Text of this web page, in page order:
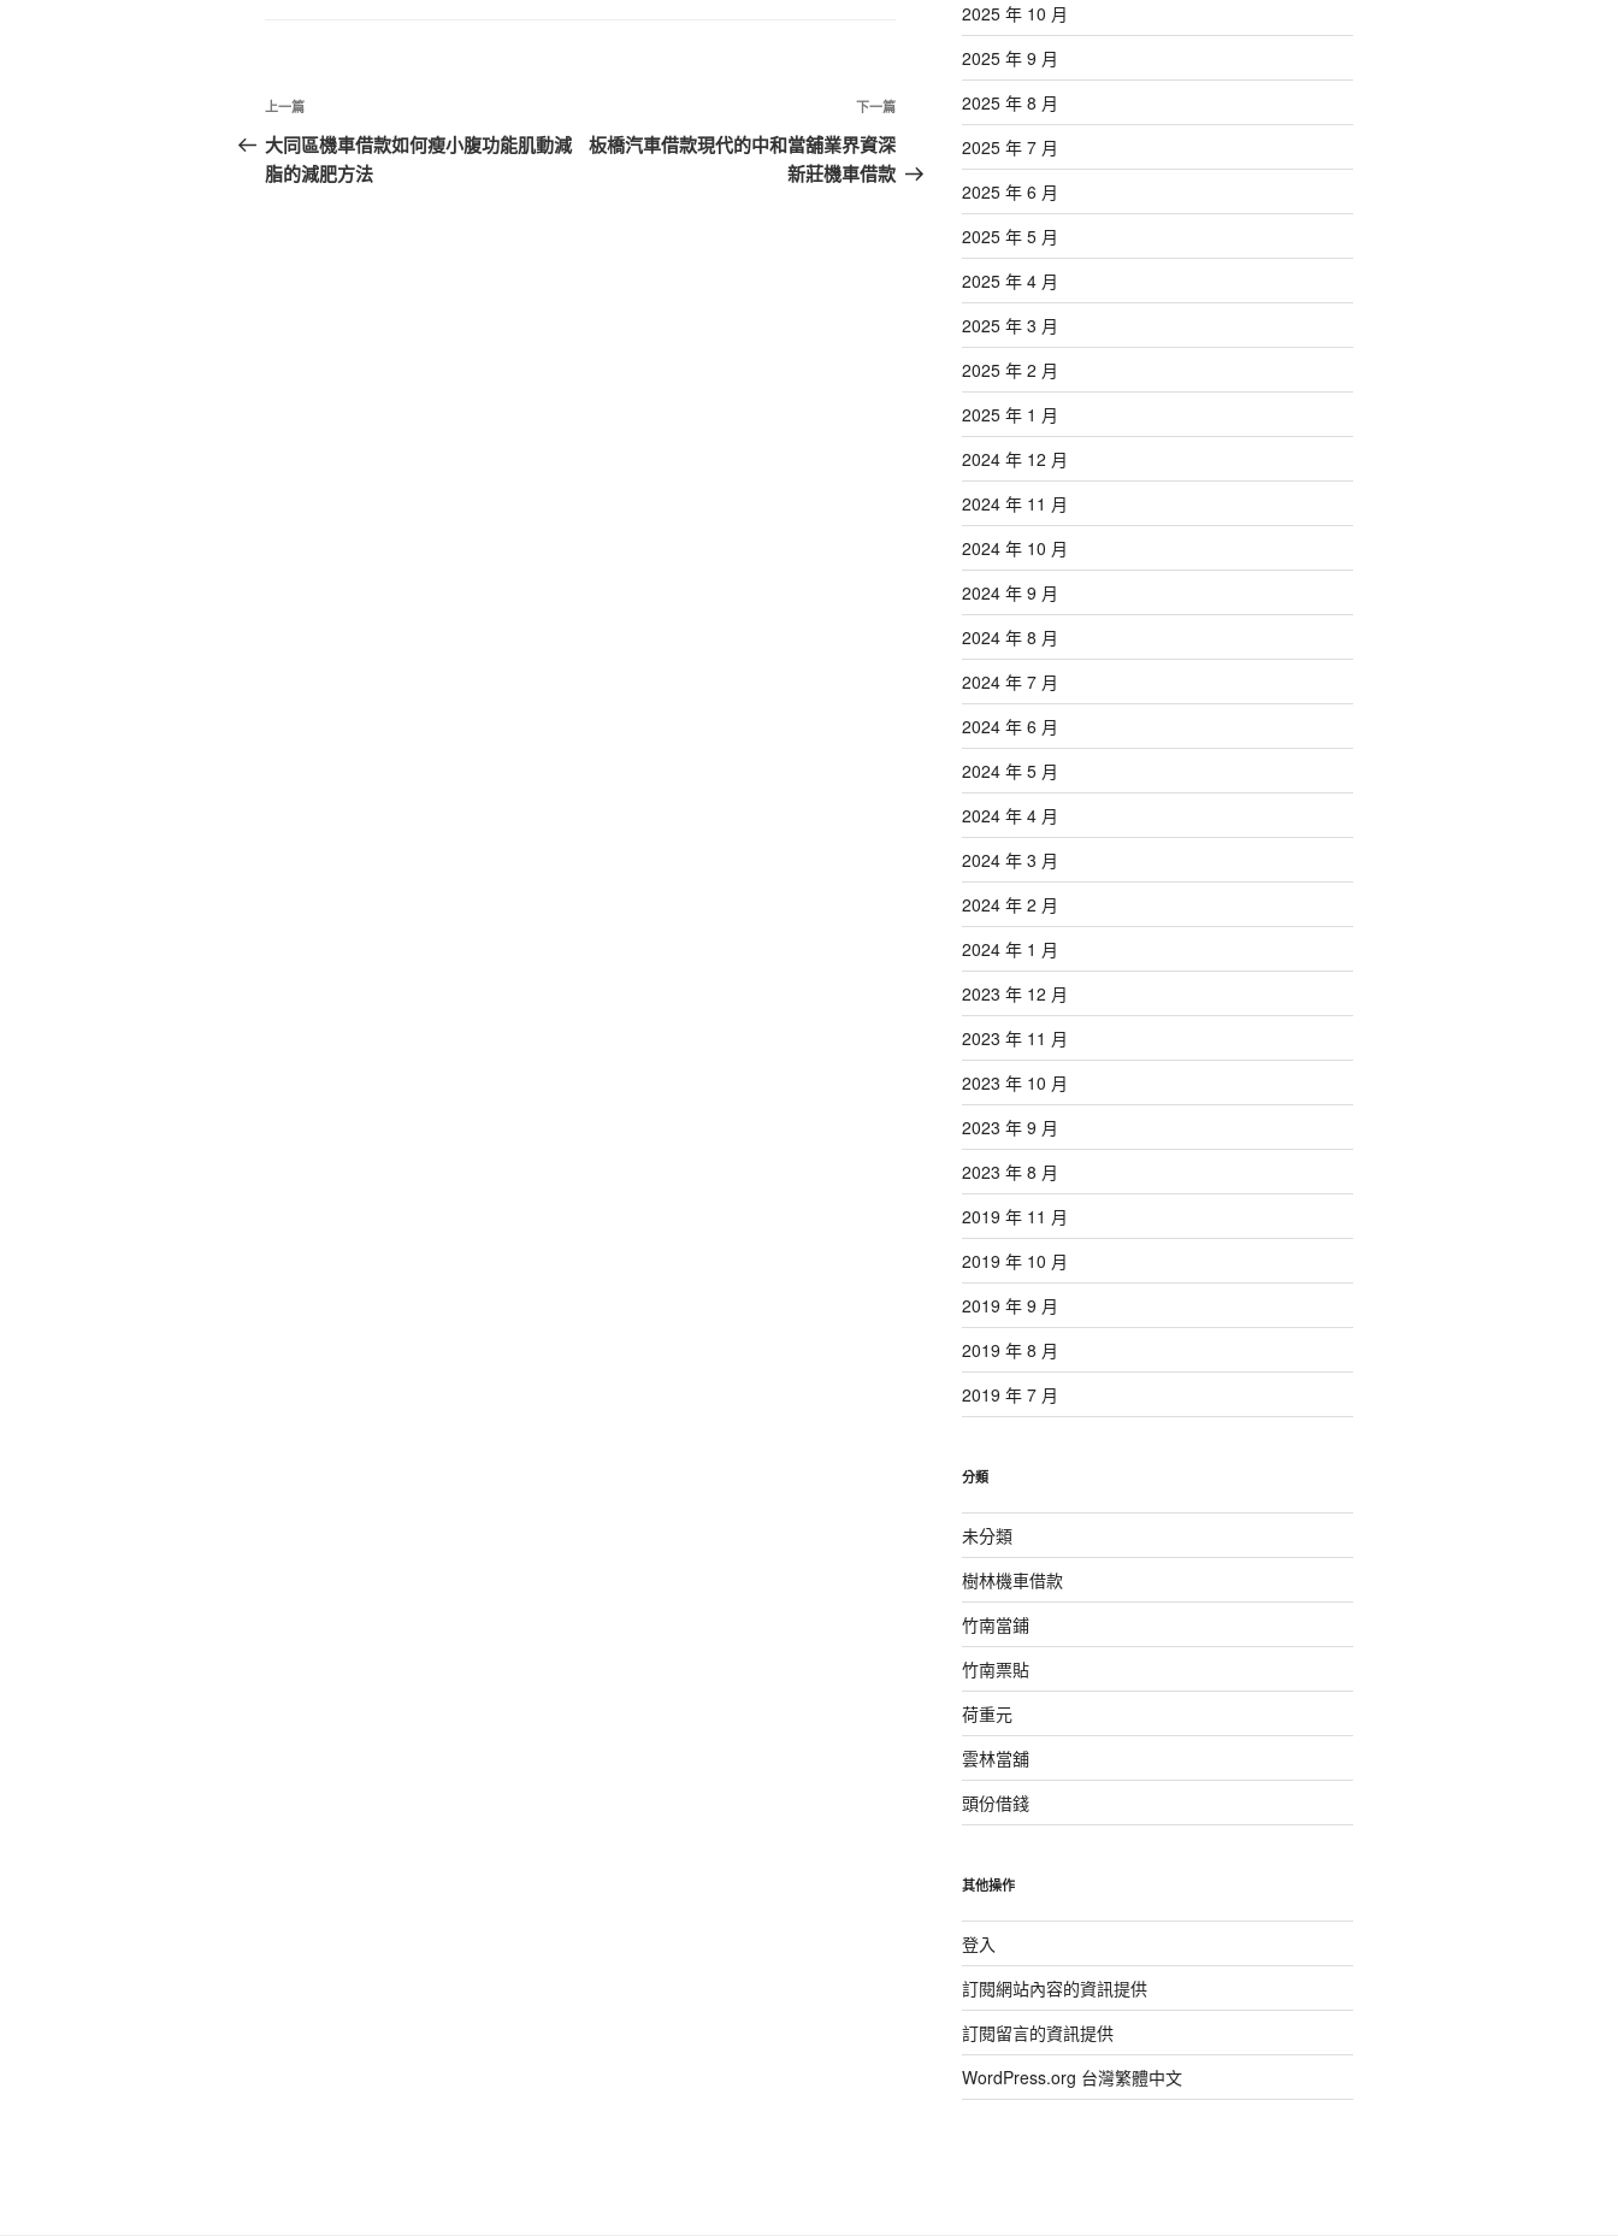
文
章
導
上
一
篇
上一篇
大同區機車借款如何瘦小腹功能肌動減
脂的減肥方法
下
一
篇
下一篇
板橋汽車借款現代的中和當舖業界資深
新莊機車借款
2025 年 10 月
2025 年 9 月
2025 年 8 月
2025 年 7 月
2025 年 6 月
2025 年 5 月
2025 年 4 月
2025 年 3 月
2025 年 2 月
2025 年 1 月
2024 年 12 月
2024 年 11 月
2024 年 10 月
2024 年 9 月
2024 年 8 月
2024 年 7 月
2024 年 6 月
2024 年 5 月
2024 年 4 月
2024 年 3 月
2024 年 2 月
2024 年 1 月
2023 年 12 月
2023 年 11 月
2023 年 10 月
2023 年 9 月
2023 年 8 月
2019 年 11 月
2019 年 10 月
2019 年 9 月
2019 年 8 月
2019 年 7 月
分類
未分類
樹林機車借款
竹南當鋪
竹南票貼
荷重元
雲林當舖
頭份借錢
其他操作
登入
訂閱網站內容的資訊提供
訂閱留言的資訊提供
WordPress.org 台灣繁體中文